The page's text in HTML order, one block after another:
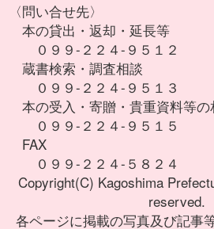
〈問い合せ先〉
本の貸出・返却・延長等
０９９-２２４-９５１２
蔵書検索・調査相談
０９９-２２４-９５１３
本の受入・寄贈・貴重資料等の
０９９-２２４-９５１５
FAX
０９９-２２４-５８２４
Copyright(C) Kagoshima
reserved.
各ページに掲載の写真及び記事